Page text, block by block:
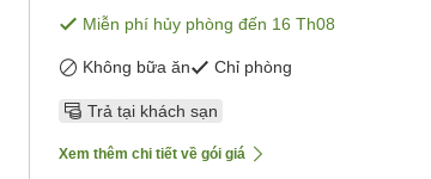
Miễn phí hủy phòng đến 16 Th08
Không bữa ăn Chỉ phòng
Trả tại khách sạn
Xem thêm chi tiết về gói giá